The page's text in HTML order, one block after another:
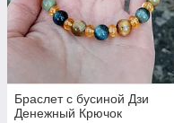
Браслет с бусиной Дзи
Денежный Крючок